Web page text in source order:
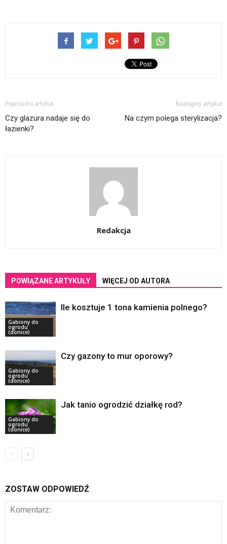
Poprzedni artykuł
Czy glazura nadaje się do
łazienki?
Następny artykuł
Na czym polega sterylizacja?
Redakcja
POWIĄZANE ARTYKUŁY WIĘCEJ OD AUTORA
Gabiony do
ogrodu
(donice)
Ile kosztuje 1 tona kamienia polnego?
Gabiony do
ogrodu
(donice)
Czy gazony to mur oporowy?
Gabiony do
ogrodu
(donice)
Jak tanio ogrodzić działkę rod?
ZOSTAW ODPOWIEDŹ